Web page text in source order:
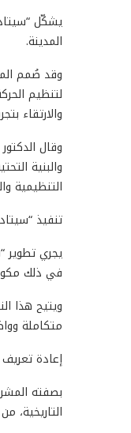
يشكّل
المدينة.
وقد صُمم
لتنظيم
والارتقاء
وقال
والبنية
التنظيمية
تنفيذ
في ذلك مكون
ويتيح هذا
متكاملة
إعادة تعريف
بصفته
التاريخية،